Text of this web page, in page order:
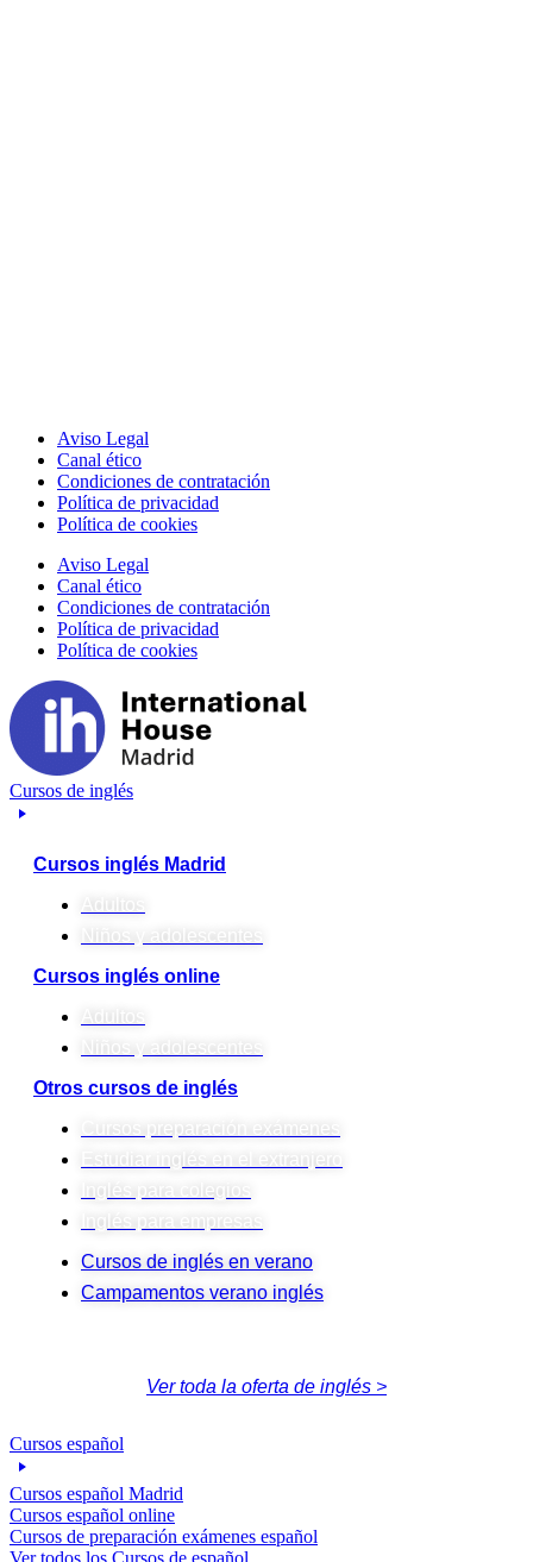
Aviso Legal
Canal ético
Condiciones de contratación
Política de privacidad
Política de cookies
Aviso Legal
Canal ético
Condiciones de contratación
Política de privacidad
Política de cookies
Cursos de inglés
Cursos inglés Madrid
Adultos
Niños y adolescentes
Cursos inglés online
Adultos
Niños y adolescentes
Otros cursos de inglés
Cursos preparación exámenes
Estudiar inglés en el extranjero
Inglés para colegios
Inglés para empresas
Cursos de inglés en verano
Campamentos verano inglés
Ver toda la oferta de inglés >
Cursos español
Cursos español Madrid
Cursos español online
Cursos de preparación exámenes español
Ver todos los Cursos de español